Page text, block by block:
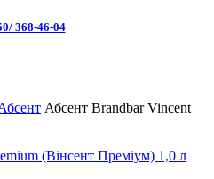
368-46-04
Абсент Brandbar Vincent